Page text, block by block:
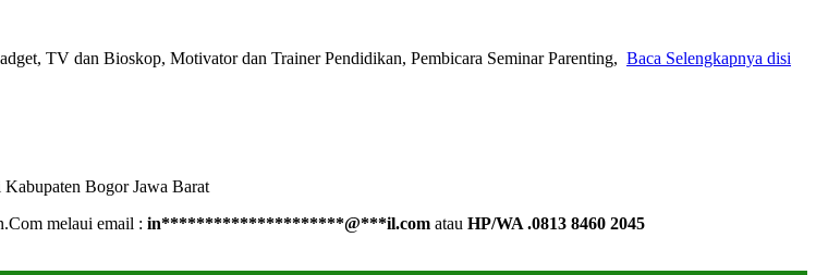
TV dan Bioskop, Motivator dan Trainer Pendidikan, Pembicara Seminar Parenting, Baca Selengkapnya disi
Bogor Jawa Barat
melaui email : in*********************@***il.com atau HP/WA .0813 8460 2045